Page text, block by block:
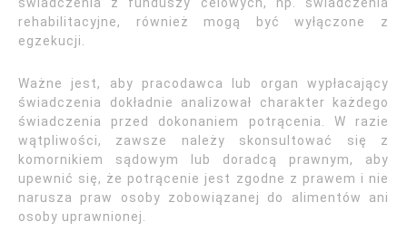
rehabilitacyjne, również mogą być wyłączone z
egzekucji.
Ważne jest, aby pracodawca lub organ wypłacający
świadczenia dokładnie analizował charakter każdego
świadczenia przed dokonaniem potrącenia. W razie
wątpliwości, zawsze należy skonsultować się z
komornikiem sądowym lub doradcą prawnym, aby
upewnić się, że potrącenie jest zgodne z prawem i nie
narusza praw osoby zobowiązanej do alimentów ani
osoby uprawnionej.